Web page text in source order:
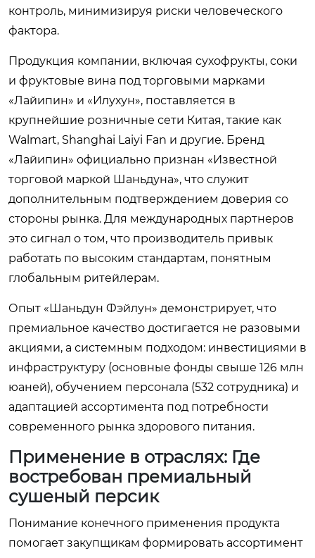
контроль, минимизируя риски человеческого
фактора.
Продукция компании, включая сухофрукты, соки
и фруктовые вина под торговыми марками
«Лайипин» и «Илухун», поставляется в
крупнейшие розничные сети Китая, такие как
Walmart, Shanghai Laiyi Fan и другие. Бренд
«Лайипин» официально признан «Известной
торговой маркой Шаньдуна», что служит
дополнительным подтверждением доверия со
стороны рынка. Для международных партнеров
это сигнал о том, что производитель привык
работать по высоким стандартам, понятным
глобальным ритейлерам.
Опыт «Шаньдун Фэйлун» демонстрирует, что
премиальное качество достигается не разовыми
акциями, а системным подходом: инвестициями в
инфраструктуру (основные фонды свыше 126 млн
юаней), обучением персонала (532 сотрудника) и
адаптацией ассортимента под потребности
современного рынка здорового питания.
Применение в отраслях: Где
востребован премиальный
сушеный персик
Понимание конечного применения продукта
помогает закупщикам формировать ассортимент